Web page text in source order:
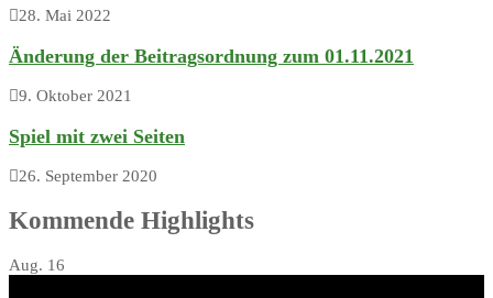
28. Mai 2022
Änderung der Beitragsordnung zum 01.11.2021
9. Oktober 2021
Spiel mit zwei Seiten
26. September 2020
Kommende Highlights
Aug. 16